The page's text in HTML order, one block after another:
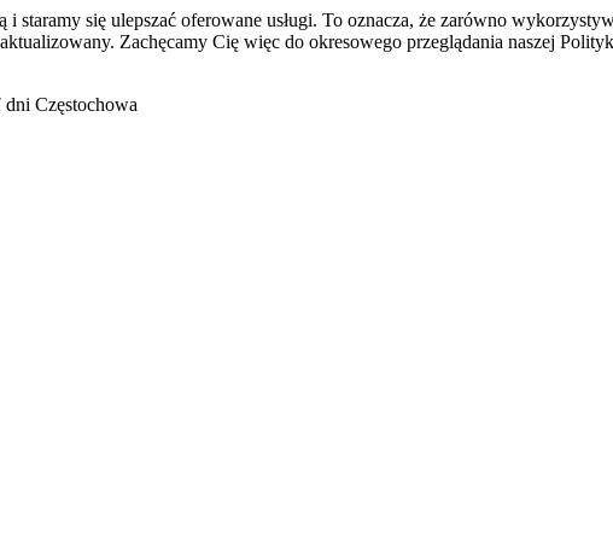
się ulepszać oferowane usługi. To oznacza, że zarówno
Zachęcamy Cię więc do okresowego przeglądania naszej
Częstochowa